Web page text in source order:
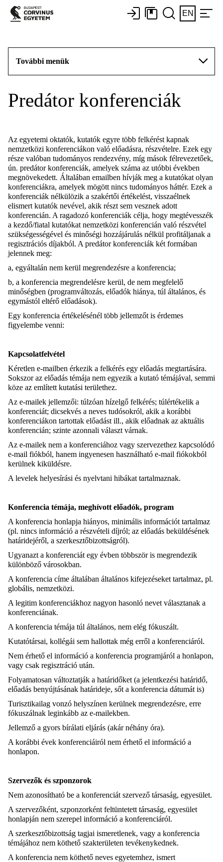
EN
További menük
Predátor konferenciák
Az egyetemi oktatók, kutatók egyre több felkérést kapnak
nemzetközi konferenciákon való előadásra, részvételre. Ezek egy
része valóban tudományos rendezvény, míg mások félrevezetőek,
ún. predátor konferenciák, amelyek száma az utóbbi években
megnövekedett. Általában emailben hívják meg a kutatókat olyan
konferenciákra, amelyek mögött nincs tudományos háttér. Ezek a
konferenciák nélkülözik a szakértői értékelést, visszaélnek
elismert kutatók nevével, akik részt sem vesznek adott
konferencián. A ragadozó konferenciák célja, hogy megtévesszék
a kezdő/fiatal kutatókat nemzetközi konferencián való részvétel
szükségességével és minőségi hozzájárulás nélkül profitáljanak a
regisztrációs díjakból. A predátor konferenciák két formában
jelennek meg:
a, egyáltalán nem kerül megrendezésre a konferencia;
b, a konferencia megrendelésre kerül, de nem megfelelő
minőségben (programváltozás, előadók hiánya, túl általános, és
egymástól eltérő előadások).
Egy konferencia értékelésénél több jellemzőt is érdemes
figyelembe venni:
Kapcsolatfelvétel
Kéretlen e-mailben érkezik a felkérés egy előadás megtartására.
Sokszor az előadás témája nem egyezik a kutató témájával, semmi
köze az említett kutatási területhez.
Az e-mailek jellemzői: túlzóan hízelgő felkérés; túlértékelik a
konferenciát; dicsekvés a neves tudósokról, akik a korábbi
konferenciákon tartottak előadást ill., akik előadnak az aktuális
konferencián; szinte azonnali választ várnak.
Az e-mailek nem a konferenciához vagy szervezethez kapcsolódó
e-mail fiókból, hanem ingyenesen használható e-mail fiókokból
kerülnek kiküldésre.
A levelek helyesírási és nyelvtani hibákat tartalmaznak.
Konferencia témája, meghívott előadók, program
A konferencia honlapja hiányos, minimális információt tartalmaz
(pl. nincs információ a részvételi díjról; az előadás beküldésének
határidejéről, a szerkesztőbizottságról).
Ugyanazt a konferenciát egy évben többször is megrendezik
különböző városokban.
A konferencia címe általában általános kifejezéseket tartalmaz, pl.
globális, nemzetközi.
A legitim konferenciákhoz nagyon hasonló nevet választanak a
konferenciának.
A konferencia témája túl általános, nem elég fókuszált.
Kutatótársai, kollégái sem hallottak még erről a konferenciáról.
Nem érhető el információ a konferencia programjáról a honlapon,
vagy csak regisztráció után.
Folyamatosan változtatják a határidőket (a jelentkezési határidő,
előadás benyújtásának határideje, sőt a konferencia dátumát is)
Turisztikailag vonzó helyszínen kerülnek megrendezésre, erre
fókuszálnak leginkább az e-mailekben.
Jellemző a gyors bírálati eljárás (akár néhány óra).
A korábbi évek konferenciáiról nem érhető el információ a
honlapon.
Szervezők és szponzorok
Nem azonosítható be a konferenciát szervező társaság, egyesület.
A szervezőként, szponzorként feltüntetett társaság, egyesület
honlapján nem szerepel információ a konferenciáról.
A szerkesztőbizottság tagjai ismeretlenek, vagy a konferencia
témájához nem köthető szakterületen tevékenykednek.
A konferencia nem köthető neves egyetemhez, ismert